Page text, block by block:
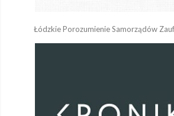
Łódzkie Porozumienie Samorządów